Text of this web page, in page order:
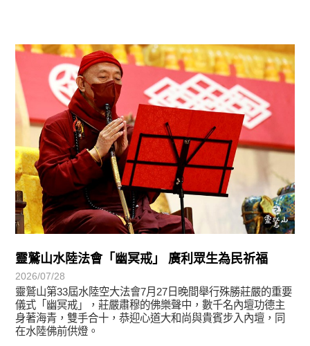
靈鷲山水陸法會「幽冥戒」 廣利眾生為民祈福
2026/07/28
靈鷲山第33屆水陸空大法會7月27日晚間舉行殊勝莊嚴的重要
儀式「幽冥戒」，莊嚴肅穆的佛樂聲中，數千名內壇功德主
身著海青，雙手合十，恭迎心道大和尚與貴賓步入內壇，同
在水陸佛前供燈。
學習分享